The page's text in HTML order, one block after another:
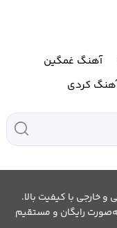
آهنگ غمگین
کردی
خارجی با کیفیت بالا.
رایگان و مستقیم